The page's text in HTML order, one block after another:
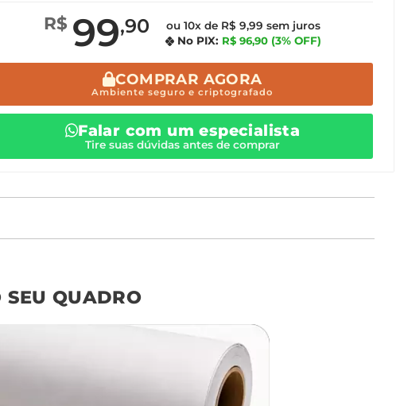
R$ 99,90
ou 10x de R$ 9,99 sem juros
No PIX: R$ 96,90 (3% OFF)
COMPRAR AGORA
Ambiente seguro e criptografado
Falar com um especialista
Tire suas dúvidas antes de comprar
o tamanho ideal para o seu ambiente é
dúvidas? Fale com nossa
equipe de atendimento!
QUADRO